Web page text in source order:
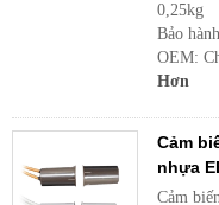
0,25kg
Bảo
OEM:
Hơn
Cảm
nhựa
Cảm